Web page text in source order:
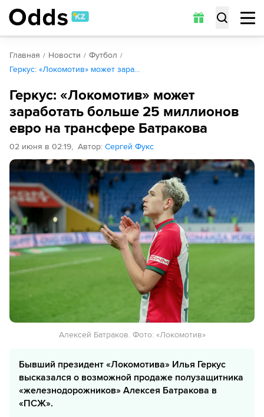
Главная Новости
Футбол
Геркус: «Локомотив» может зара…
Геркус: «Локомотив» может
заработать больше 25 миллионов
евро на трансфере Батракова
02 июня в 02:19, Автор: Сергей Фукс
Алексей Батраков. Фото: «Локомотив»
Бывший президент «Локомотива» Илья Геркус
высказался о возможной продаже полузащитника
«железнодорожников» Алексея Батракова в
«ПСЖ».